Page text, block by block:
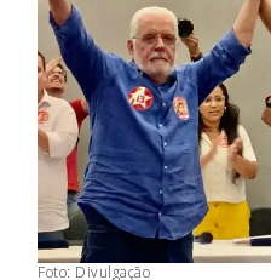
Foto: Divulgação